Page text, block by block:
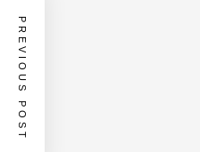
PREVIOUS POST